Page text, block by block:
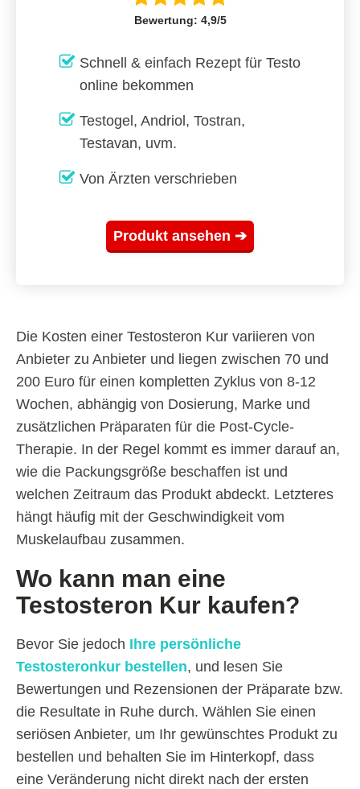
Bewertung: 4,9/5
Schnell & einfach Rezept für Testo
online bekommen
Testogel, Andriol, Tostran,
Testavan, uvm.
Von Ärzten verschrieben
Produkt ansehen ➔
Die Kosten einer Testosteron Kur variieren von
Anbieter zu Anbieter und liegen zwischen 70 und
200 Euro für einen kompletten Zyklus von 8-12
Wochen, abhängig von Dosierung, Marke und
zusätzlichen Präparaten für die Post-Cycle-
Therapie. In der Regel kommt es immer darauf an,
wie die Packungsgröße beschaffen ist und
welchen Zeitraum das Produkt abdeckt. Letzteres
hängt häufig mit der Geschwindigkeit vom
Muskelaufbau zusammen.
Wo kann man eine
Testosteron Kur kaufen?
Bevor Sie jedoch Ihre persönliche
Testosteronkur bestellen, und lesen Sie
Bewertungen und Rezensionen der Präparate bzw.
die Resultate in Ruhe durch. Wählen Sie einen
seriösen Anbieter, um Ihr gewünschtes Produkt zu
bestellen und behalten Sie im Hinterkopf, dass
eine Veränderung nicht direkt nach der ersten